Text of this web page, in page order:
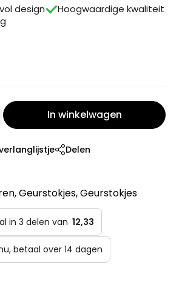
design
Hoogwaardige kwaliteit
In winkelwagen
Delen
,Geurstokjes,Geurstokjes
in 3 delen van 12,33
betaal over 14 dagen